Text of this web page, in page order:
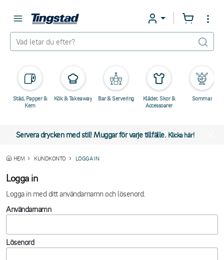
Städ, Papper &
Kem
Kök & Takeaway Bar & Servering
Kläder, Skor &
Accessoarer
Sommar
Servera drycken med stil! Muggar för varje tillfälle. Klicka här!
HEM KUNDKONTO LOGGA IN
Logga in
Logga in med ditt användarnamn och lösenord.
Användarnamn
Lösenord